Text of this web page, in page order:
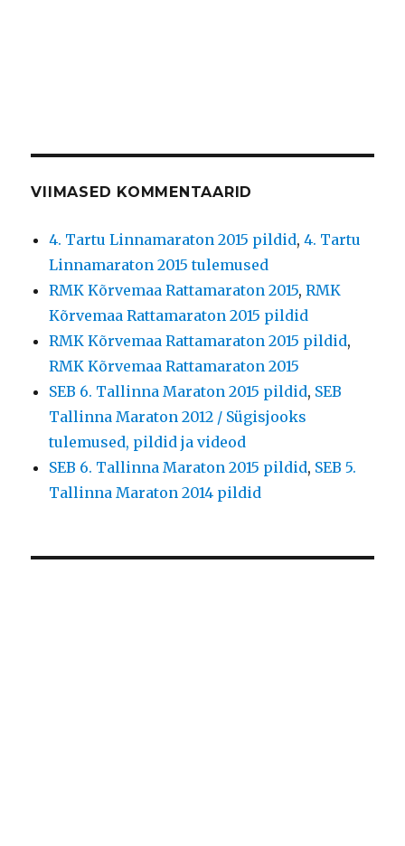
VIIMASED KOMMENTAARID
4. Tartu Linnamaraton 2015 pildid,4. Tartu
Linnamaraton 2015 tulemused
RMK Kõrvemaa Rattamaraton 2015,RMK
Kõrvemaa Rattamaraton 2015 pildid
RMK Kõrvemaa Rattamaraton 2015 pildid,
RMK Kõrvemaa Rattamaraton 2015
SEB 6. Tallinna Maraton 2015 pildid, SEB
Tallinna Maraton 2012 / Sügisjooks
tulemused, pildid ja videod
SEB 6. Tallinna Maraton 2015 pildid, SEB 5.
Tallinna Maraton 2014 pildid